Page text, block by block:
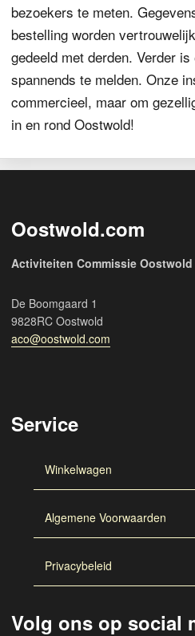
bezoekers te meten.
bestelling worden
gedeeld met derden. Verder
spannends te melden. Onze
commercieel, maar om
in en rond Oostwold!
Oostwold.com
Activiteiten Commissie Oostwold
De Boomgaard 1
9828RC Oostwold
aco@oostwold.com
Service
Winkelwagen
Algemene Voorwaarden
Privacybeleid
Volg ons op social